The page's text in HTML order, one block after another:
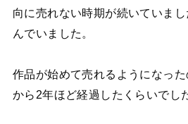
向に売れない時期が続いていま
んでいました。
作品が始めて売れるようになっ
から2年ほど経過したくらいでし